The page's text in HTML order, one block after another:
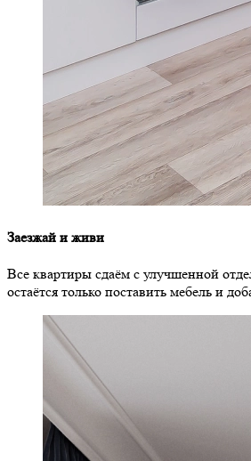
Заезжай и живи
Все квартиры сдаём с улучшенной
остаётся только поставить мебель и